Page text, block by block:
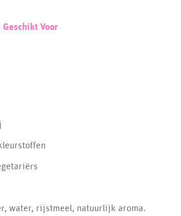
Geschikt Voor
water, rijstmeel, natuurlijk aroma.